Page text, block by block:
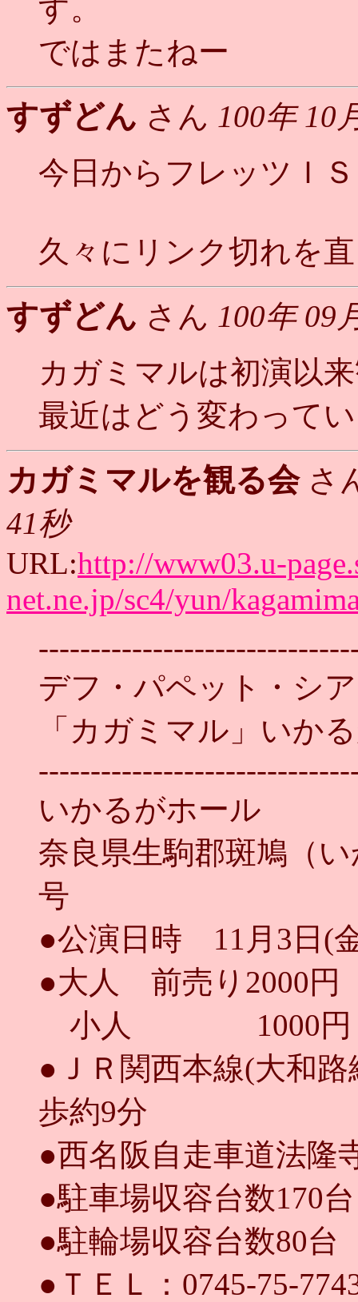
す。
ではまたねー
すずどん さん 100年 10
今日からフレッツＩ
久々にリンク切れを
すずどん さん 100年 09
カガミマルは初演以
最近はどう変わって
カガミマルを観る会さ
41秒
URL:http://www03.u-
net.ne.jp/sc4/yun/
デフ・パペット・シ
「カガミマル」いか
いかるがホール
奈良県生駒郡斑鳩（
号
●公演日時 11月3日(
●大人 前売り2000
小人 1000
●ＪＲ関西本線(大和
歩約9分
●西名阪自走車道法隆
●駐車場収容台数170
●駐輪場収容台数80台
●ＴＥＬ：0745-75-